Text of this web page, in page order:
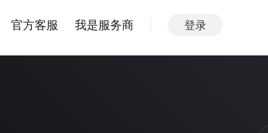
官方客服 我是服务商 登录